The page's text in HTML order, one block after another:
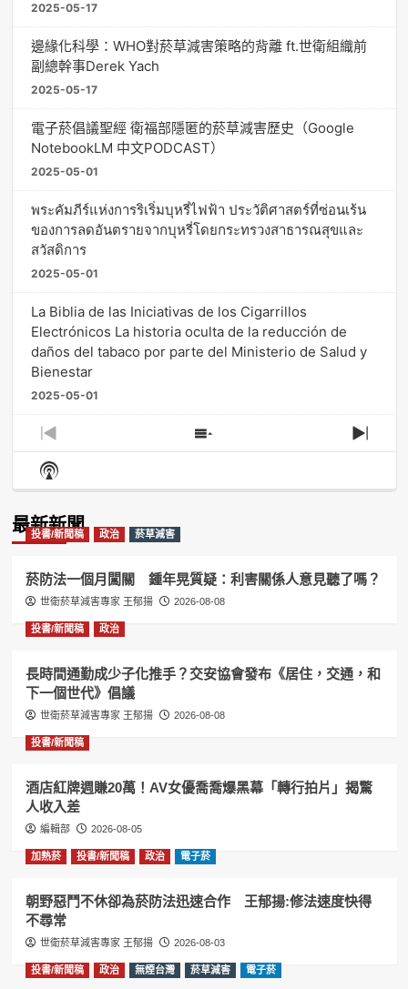
2025-05-17
邊緣化科學：WHO對菸草減害策略的背離 ft.世衛組織前
副總幹事Derek Yach
2025-05-17
電子菸倡議聖經 衛福部隱匿的菸草減害歷史（Google
NotebookLM 中文PODCAST）
2025-05-01
พระคัมภีร์แห่งการริเริ่มบุหรี่ไฟฟ้า ประวัติศาสตร์ที่ซ่อนเร้น
ของการลดอันตรายจากบุหรี่โดยกระทรวงสาธารณสุขและ
สวัสดิการ
2025-05-01
La Biblia de las Iniciativas de los Cigarrillos
Electrónicos La historia oculta de la reducción de
daños del tabaco por parte del Ministerio de Salud y
Bienestar
2025-05-01
Previous
Episode
Show
Episodes
Next
Show
Podcast
最新新聞
投書/新聞稿 政治 菸草減害
菸防法一個月闖關 鍾年晃質疑：利害關係人意見聽了嗎？
世衛菸草減害專家 王郁揚 2026-08-08
投書/新聞稿 政治
長時間通勤成少子化推手？交安協會發布《居住，交通，和
下一個世代》倡議
世衛菸草減害專家 王郁揚 2026-08-08
投書/新聞稿
酒店紅牌週賺20萬！AV女優喬喬爆黑幕「轉行拍片」揭驚
人收入差
編輯部 2026-08-05
加熱菸 投書/新聞稿 政治 電子菸
朝野惡鬥不休卻為菸防法迅速合作 王郁揚:修法速度快得
不尋常
世衛菸草減害專家 王郁揚 2026-08-03
投書/新聞稿 政治 無煙台灣 菸草減害 電子菸